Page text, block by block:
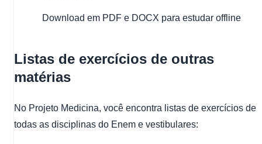
Download em PDF e DOCX para estudar offline
Listas de exercícios de outras
matérias
No Projeto Medicina, você encontra listas de exercícios de
todas as disciplinas do Enem e vestibulares: